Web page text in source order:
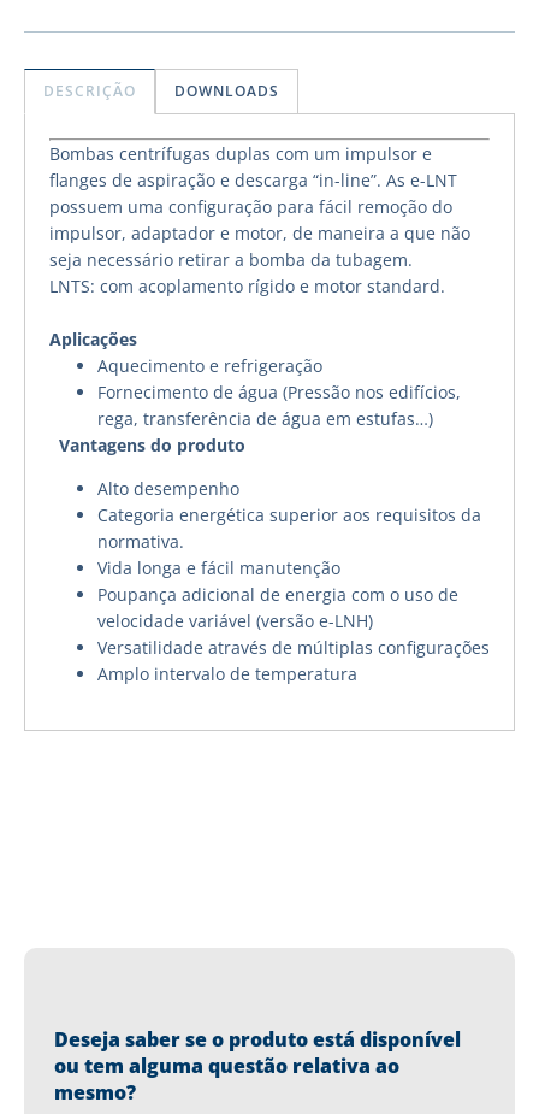
DESCRIÇÃO DOWNLOADS
Bombas centrífugas duplas com um impulsor e
flanges de aspiração e descarga “in-line”. As e-LNT
possuem uma configuração para fácil remoção do
impulsor, adaptador e motor, de maneira a que não
seja necessário retirar a bomba da tubagem.
LNTS: com acoplamento rígido e motor standard.
Aplicações
Aquecimento e refrigeração
Fornecimento de água (Pressão nos edifícios,
rega, transferência de água em estufas…)
Vantagens do produto
Alto desempenho
Categoria energética superior aos requisitos da
normativa.
Vida longa e fácil manutenção
Poupança adicional de energia com o uso de
velocidade variável (versão e-LNH)
Versatilidade através de múltiplas configurações
Amplo intervalo de temperatura
Deseja saber se o produto está disponível
ou tem alguma questão relativa ao
mesmo?